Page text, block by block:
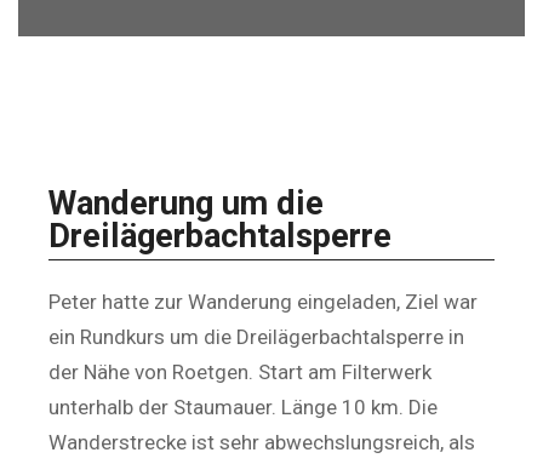
Wanderung um die
Dreilägerbachtalsperre
Peter hatte zur Wanderung eingeladen, Ziel war
ein Rundkurs um die Dreilägerbachtalsperre in
der Nähe von Roetgen. Start am Filterwerk
unterhalb der Staumauer. Länge 10 km. Die
Wanderstrecke ist sehr abwechslungsreich, als